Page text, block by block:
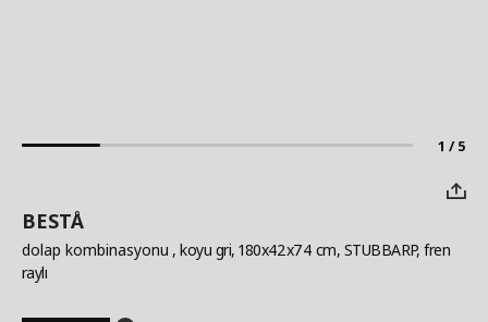
1 / 5
BESTÅ
dolap kombinasyonu , koyu gri, 180x42x74 cm, STUBBARP, fren
raylı